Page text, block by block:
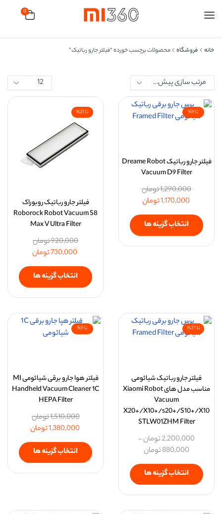
0
خانه فروشگاه محصولات برچسب خورده “فیلتر جارو رباتیک”
تا 9%
فیلتر جارو رباتیک Dreame Robot
Vacuum D9 Filter
1,290,000تومان
1,170,000تومان
انتخاب گزینه ها
تا 21%
فیلتر جارو رباتیک روبوراک
Roborock Robot Vacuum S8
Max V Ultra Filter
920,000تومان
730,000تومان
انتخاب گزینه ها
تا 31%
فیلتر جارو رباتیک شیائومی
مناسب مدل های Xiaomi Robot
Vacuum
X20+/X10+/s20+/S10+/X10
STLW01ZHM Filter
2,200,000تومان–
880,000تومان
انتخاب گزینه ها
تا 9%
فیلتر هوا جارو برقی شیائومی MI
Handheld Vacuum Cleaner 1C
HEPA Filter
1,510,000تومان
1,380,000تومان
انتخاب گزینه ها